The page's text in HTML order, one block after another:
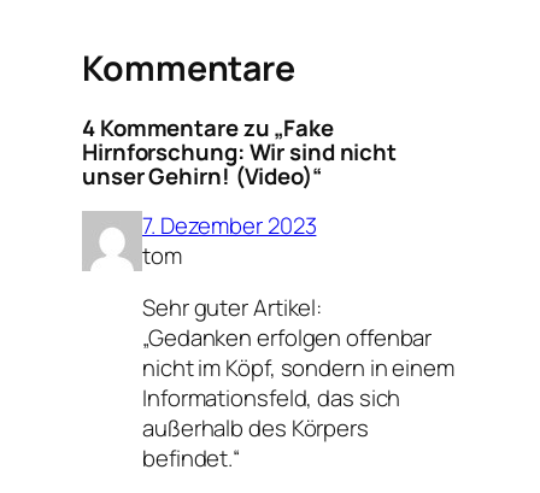
Kommentare
4 Kommentare zu „Fake
Hirnforschung: Wir sind nicht
unser Gehirn! (Video)“
7. Dezember 2023
tom
Sehr guter Artikel:
„Gedanken erfolgen offenbar
nicht im Köpf, sondern in einem
Informationsfeld, das sich
außerhalb des Körpers
befindet.“